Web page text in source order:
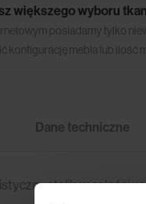
większego wyboru
posiadamy tylko
konfigurację mebla lub ilość
Dane techniczne
stolik w całości